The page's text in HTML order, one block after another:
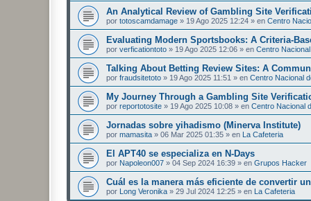
An Analytical Review of Gambling Site
por totoscamdamage » 19 Ago 2025 12:24 » en Centro
Evaluating Modern Sportsbooks: A Criteria-
por verficationtoto » 19 Ago 2025 12:06 » en Centro
Talking About Betting Review Sites: A
por fraudsitetoto » 19 Ago 2025 11:51 » en Centro Nacional
My Journey Through a Gambling Site
por reportotosite » 19 Ago 2025 10:08 » en Centro Nacional
Jornadas sobre yihadismo (Minerva Institute)
por mamasita » 06 Mar 2025 01:35 » en La Cafeteria
El APT40 se especializa en N-Days
por Napoleon007 » 04 Sep 2024 16:39 » en Grupos Hacker
Cuál es la manera más eficiente de convertir
por Long Veronika » 29 Jul 2024 12:25 » en La Cafeteria